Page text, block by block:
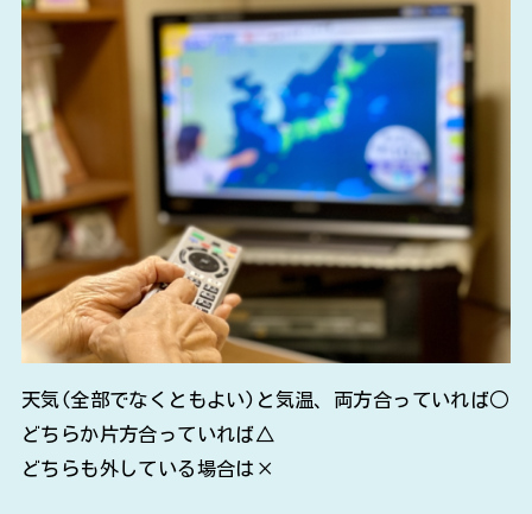
天気(全部でなくともよい)と気温、両方合っていれば○
どちらか片方合っていれば△
どちらも外している場合は×